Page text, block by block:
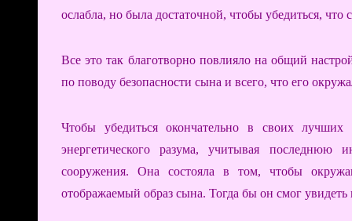
ослабла, но была достаточной, чтобы убедиться,
Все это так благотворно повлияло на общий
по поводу безопасности сына и всего, что его
Чтобы убедиться окончательно в своих
энергетического разума, учитывая
сооружения. Она состояла в том, чтобы
отображаемый образ сына. Тогда бы он смог увидеть